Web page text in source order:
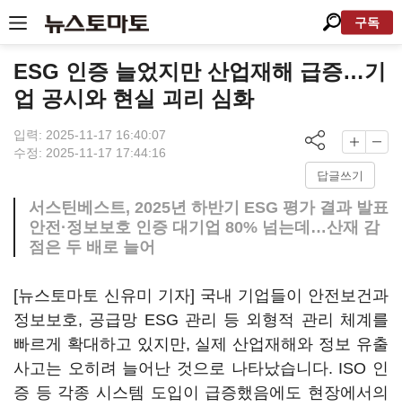
구독
ESG 인증 늘었지만 산업재해 급증…기
업 공시와 현실 괴리 심화
입력: 2025-11-17 16:40:07
수정: 2025-11-17 17:44:16
답글쓰기
서스틴베스트, 2025년 하반기 ESG 평가 결과 발표
안전·정보보호 인증 대기업 80% 넘는데…산재 감
점은 두 배로 늘어
[뉴스토마토 신유미 기자] 국내 기업들이 안전보건과
정보보호, 공급망 ESG 관리 등 외형적 관리 체계를
빠르게 확대하고 있지만, 실제 산업재해와 정보 유출
사고는 오히려 늘어난 것으로 나타났습니다. ISO 인
증 등 각종 시스템 도입이 급증했음에도 현장에서의